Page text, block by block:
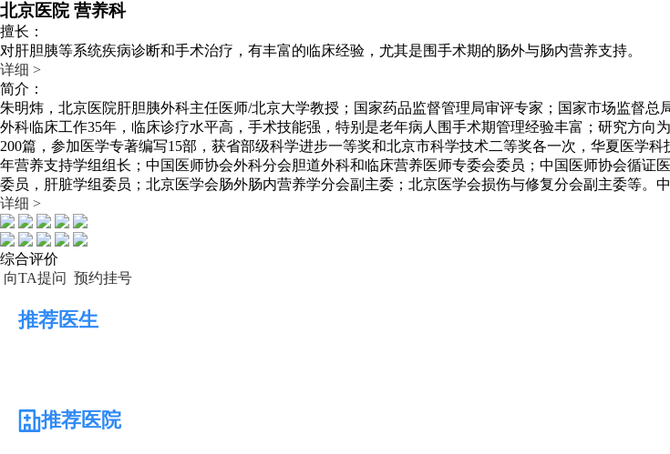
北京医院 营养科
擅长：
对肝胆胰等系统疾病诊断和手术治疗，有丰富的临床经验，尤其是围手术期的肠外与肠内营养支持。
详细 >
简介：
朱明炜，北京医院肝胆胰外科主任医师/北京大学教授；国家药品监督管理局审评专家；国家市场监督
外科临床工作35年，临床诊疗水平高，手术技能强，特别是老年病人围手术期管理经验丰富；研究方
200篇，参加医学专著编写15部，获省部级科学进步一等奖和北京市科学技术二等奖各一次，华夏医学
年营养支持学组组长；中国医师协会外科分会胆道外科和临床营养医师专委会委员；中国医师协会循
委员，肝脏学组委员；北京医学会肠外肠内营养学分会副主委；北京医学会损伤与修复分会副主委等。
详细 >
综合评价
向TA提问 预约挂号
推荐医生
推荐医院